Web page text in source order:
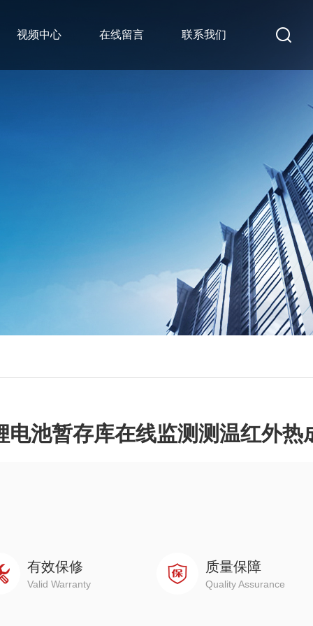
视频中心 在线留言 联系我们
电池暂存库在线监测测温红外热
有效保修
Valid Warranty
质量保障
Quality Assurance